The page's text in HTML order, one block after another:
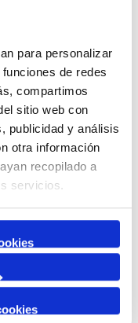
para personalizar
de redes
compartimos
sitio web con
publicidad y análisis
otra información
recopilado a
servicios.
Manutenció (SIL)
bulk